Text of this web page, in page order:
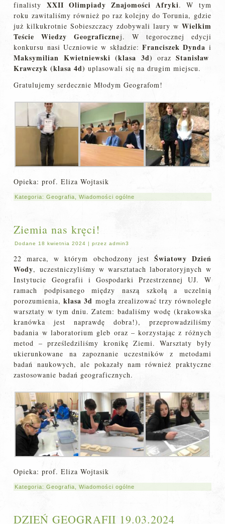
finalisty XXII Olimpiady Znajomości Afryki. W tym
roku zawitaliśmy również po raz kolejny do Torunia, gdzie
już kilkukrotnie Sobieszczacy zdobywali laury w Wielkim
Teście Wiedzy Geograficznej. W tegorocznej edycji
konkursu nasi Uczniowie w składzie: Franciszek Dynda i
Maksymilian Kwietniewski (klasa 3d) oraz Stanisław
Krawczyk (klasa 4d) uplasowali się na drugim miejscu.
Gratulujemy serdecznie Młodym Geografom!
Opieka: prof. Eliza Wojtasik
Kategoria:Geografia ,Wiadomości ogólne
Ziemia nas kręci!
Dodane 18 kwietnia 2024 |przez admin3
22 marca, w którym obchodzony jest Światowy Dzień
Wody, uczestniczyliśmy w warsztatach laboratoryjnych w
Instytucie Geografii i Gospodarki Przestrzennej UJ. W
ramach podpisanego między naszą szkołą a uczelnią
porozumienia,klasa 3d mogła zrealizować trzy równoległe
warsztaty w tym dniu. Zatem: badaliśmy wodę (krakowska
kranówka jest naprawdę dobra!), przeprowadziliśmy
badania w laboratorium gleb oraz – korzystając z różnych
metod – prześledziliśmy kronikę Ziemi. Warsztaty były
ukierunkowane na zapoznanie uczestników z metodami
badań naukowych, ale pokazały nam również praktyczne
zastosowanie badań geograficznych.
Opieka: prof. Eliza Wojtasik
Kategoria:Geografia ,Wiadomości ogólne
DZIEŃ GEOGRAFII 19.03.2024